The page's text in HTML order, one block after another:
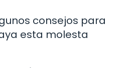
consejos para
esta molesta